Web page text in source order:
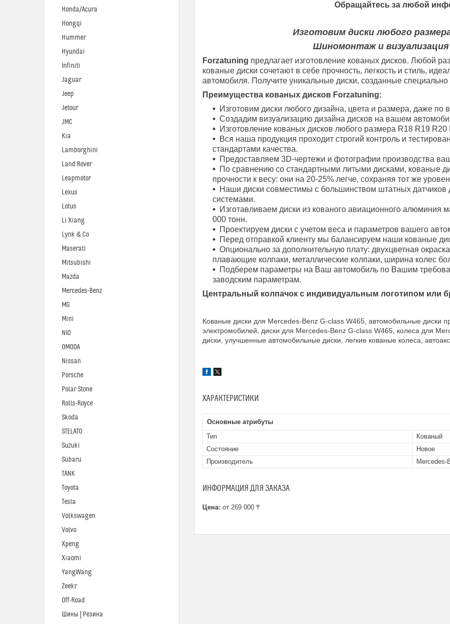
Обращайтесь за любой
Изготовим диски любого
Шиномонтаж и
Forzatuning предлагает изготовление кованых дисков. Любой
кованые диски сочетают в себе прочность, легкость и стиль,
автомобиля. Получите уникальные диски, созданные специально
Преимущества кованых дисков Forzatuning:
Изготовим диски любого дизайна, цвета и размера, даже по
Создадим визуализацию дизайна дисков на вашем
Изготовление кованых дисков любого размера R18 R19 R20
Вся наша продукция проходит строгий контроль и
стандартами качества.
Предоставляем 3D-чертежи и фотографии производства
По сравнению со стандартными литыми дисками, кованые
прочности к весу: они на 20-25% легче, сохраняя тот же
Наши диски совместимы с большинством штатных
системами.
Изготавливаем диски из кованого авиационного алюминия
000 тонн.
Проектируем диски с учетом веса и параметров вашего
Перед отправкой клиенту мы балансируем наши кованые
Опционально за дополнительную плату: двухцветная
плавающие колпаки, металлические колпаки, ширина колес
Подберем параметры на Ваш автомобиль по Вашим
заводским параметрам.
Центральный колпачок с индивидуальным логотипом или
Кованые диски для Mercedes-Benz G-class W465, автомобильные диски
электромобилей, диски для Mercedes-Benz G-class W465, колеса для
диски, улучшенные автомобильные диски, легкие кованые колеса,
ХАРАКТЕРИСТИКИ
Основные атрибуты
Тип
Кованый
Состояние
Новое
Производитель
Mercedes-
ИНФОРМАЦИЯ ДЛЯ ЗАКАЗА
Цена: от 269 000 ₸
Honda/Acura
Hongqi
Hummer
Hyundai
Infiniti
Jaguar
Jeep
Jetour
JMC
Kia
Lamborghini
Land Rover
Leapmotor
Lexus
Lotus
Li Xiang
Lynk & Co
Maserati
Mitsubishi
Mazda
Mercedes-Benz
MG
Mini
NIO
OMODA
Nissan
Porsche
Polar Stone
Rolls-Royce
Skoda
STELATO
Suzuki
Subaru
TANK
Toyota
Tesla
Volkswagen
Volvo
Xpeng
Xiaomi
YangWang
Zeekr
Off-Road
Шины | Резина